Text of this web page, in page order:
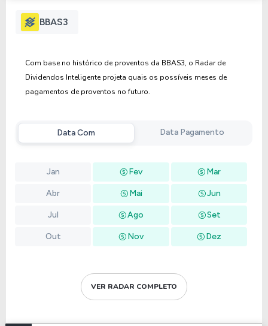
BBAS3
Com base no histórico de proventos da BBAS3, o Radar de
Dividendos Inteligente projeta quais os possíveis meses de
pagamentos de proventos no futuro.
Data Com Data Pagamento
Jan Fev Mar
Abr Mai Jun
Jul Ago Set
Out Nov Dez
VER RADAR COMPLETO